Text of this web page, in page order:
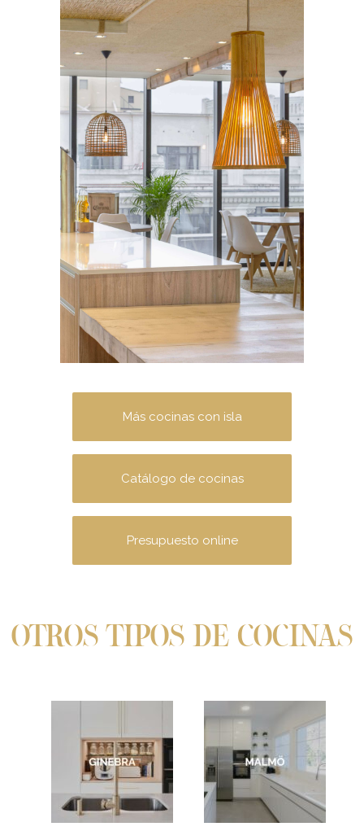
Más cocinas con isla
Catálogo de cocinas
Presupuesto online
OTROS TIPOS DE COCINAS